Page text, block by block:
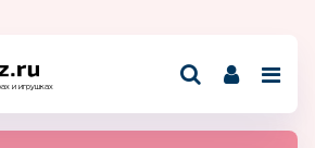
и игрушках